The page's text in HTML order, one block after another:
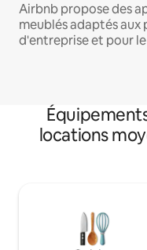
Airbnb propose des
meublés adaptés aux
d'entreprise et pour
locations